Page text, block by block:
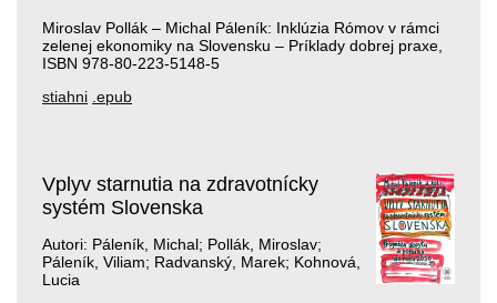
Miroslav Pollák – Michal Páleník: Inklúzia Rómov v rámci
zelenej ekonomiky na Slovensku – Príklady dobrej praxe,
ISBN 978-80-223-5148-5
stiahni .epub
Vplyv starnutia na zdravotnícky
systém Slovenska
Autori: Páleník, Michal; Pollák, Miroslav;
Páleník, Viliam; Radvanský, Marek; Kohnová,
Lucia